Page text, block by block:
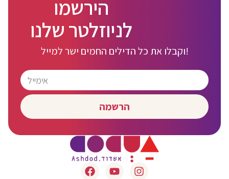
הירשמו
לניוזלטר שלנו
וקבלו את כל הדילים החמים ישר למייל!
הרשמה